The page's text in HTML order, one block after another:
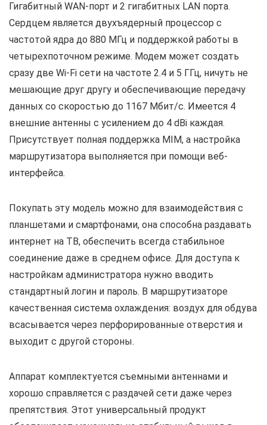
Гигабитный WAN-порт и 2 гигабитных LAN порта.
Сердцем является двухъядерный процессор с
частотой ядра до 880 МГц и поддержкой работы в
четырехпоточном режиме. Модем может создать
сразу две Wi-Fi сети на частоте 2.4 и 5 ГГц, ничуть не
мешающие друг другу и обеспечивающие передачу
данных со скоростью до 1167 Мбит/с. Имеется 4
внешние антенны с усилением до 4 dBi каждая.
Присутствует полная поддержка MIM, а настройка
маршрутизатора выполняется при помощи веб-
интерфейса.
Покупать эту модель можно для взаимодействия с
планшетами и смартфонами, она способна раздавать
интернет на ТВ, обеспечить всегда стабильное
соединение даже в среднем офисе. Для доступа к
настройкам администратора нужно вводить
стандартный логин и пароль. В маршрутизаторе
качественная система охлаждения: воздух для обдува
всасывается через перфорированные отверстия и
выходит с другой стороны.
Аппарат комплектуется съемными антеннами и
хорошо справляется с раздачей сети даже через
препятствия. Этот универсальный продукт